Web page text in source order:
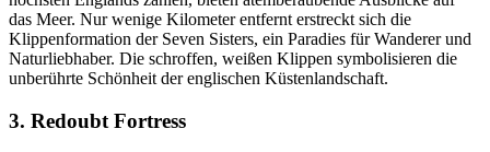
das Meer. Nur wenige Kilometer entfernt erstreckt sich die
Klippenformation der Seven Sisters, ein Paradies für Wanderer und
Naturliebhaber. Die schroffen, weißen Klippen symbolisieren die
unberührte Schönheit der englischen Küstenlandschaft.
3. Redoubt Fortress